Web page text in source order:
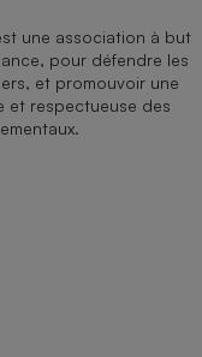
une association à but
pour défendre les
et promouvoir une
et respectueuse des